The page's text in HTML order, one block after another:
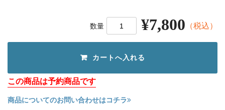
数量 ¥7,800 （税込）
この商品は予約商品です
商品についてのお問い合わせはコチラ